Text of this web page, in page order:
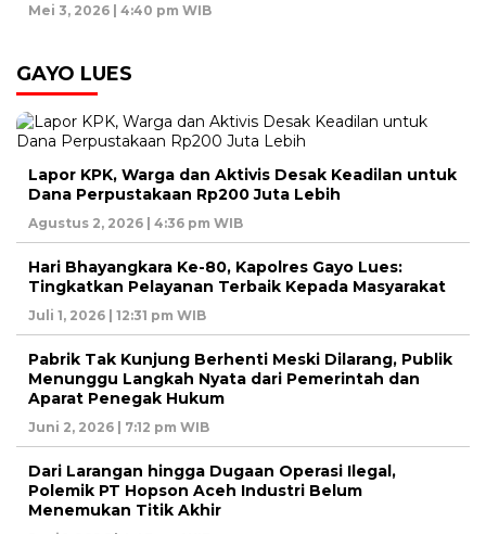
Mei 3, 2026 | 4:40 pm WIB
GAYO LUES
Lapor KPK, Warga dan Aktivis Desak Keadilan untuk
Dana Perpustakaan Rp200 Juta Lebih
Agustus 2, 2026 | 4:36 pm WIB
Hari Bhayangkara Ke-80, Kapolres Gayo Lues:
Tingkatkan Pelayanan Terbaik Kepada Masyarakat
Juli 1, 2026 | 12:31 pm WIB
Pabrik Tak Kunjung Berhenti Meski Dilarang, Publik
Menunggu Langkah Nyata dari Pemerintah dan
Aparat Penegak Hukum
Juni 2, 2026 | 7:12 pm WIB
Dari Larangan hingga Dugaan Operasi Ilegal,
Polemik PT Hopson Aceh Industri Belum
Menemukan Titik Akhir